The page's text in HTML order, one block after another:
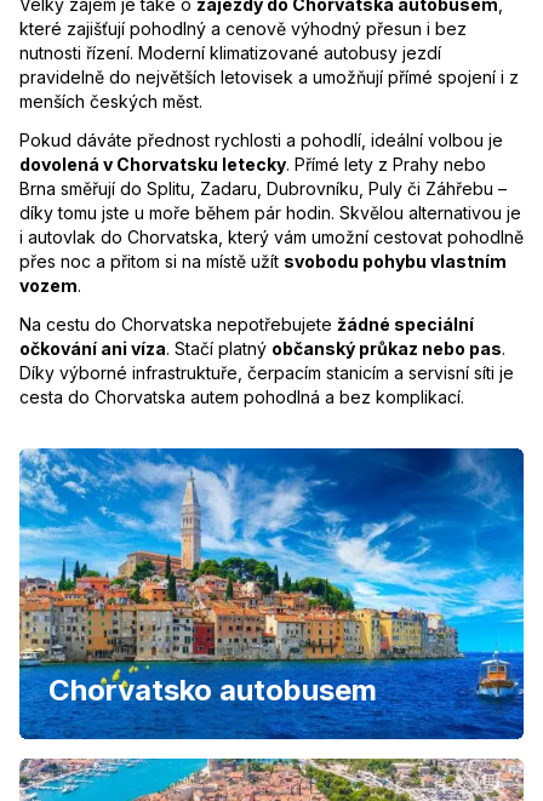
Velký zájem je také o zájezdy do Chorvatska autobusem
které zajišťují pohodlný a cenově výhodný přesun i bez
nutnosti řízení. Moderní klimatizované autobusy jezdí
pravidelně do největších letovisek a umožňují přímé spojení i z
menších českých měst.
Pokud dáváte přednost rychlosti a pohodlí, ideální volbou je
dovolená v Chorvatsku letecky. Přímé lety z Prahy nebo
Brna směřují do Splitu, Zadaru, Dubrovníku, Puly či Záhřebu –
díky tomu jste u moře během pár hodin. Skvělou alternativou je
i autovlak do Chorvatska, který vám umožní cestovat pohodlně
přes noc a přitom si na místě užít svobodu pohybu vlastním
vozem.
Na cestu do Chorvatska nepotřebujete žádné speciální
očkování ani víza. Stačí platný občanský průkaz nebo pas.
Díky výborné infrastruktuře, čerpacím stanicím a servisní síti je
cesta do Chorvatska autem pohodlná a bez komplikací.
Chorvatsko autobusem